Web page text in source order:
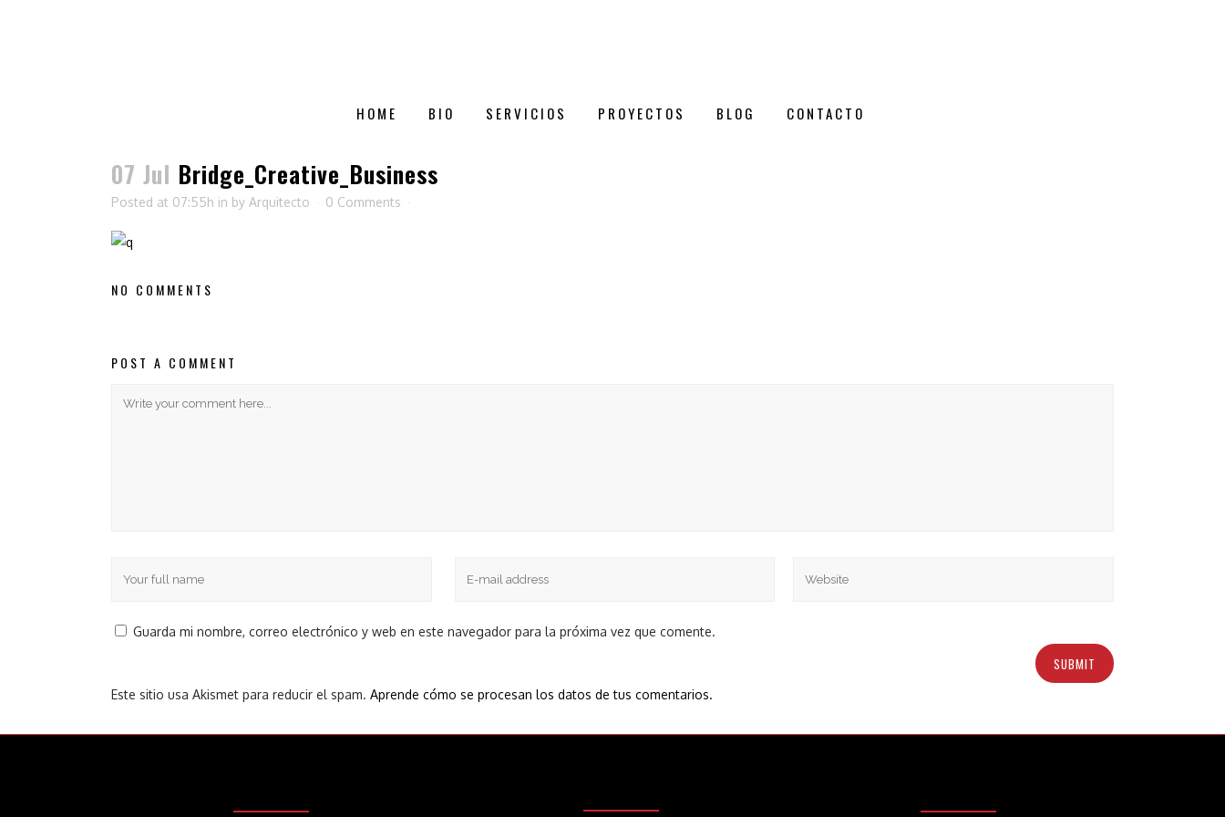
HOME BIO SERVICIOS PROYECTOS BLOG CONTACTO
07 Jul Bridge_Creative_Business
Posted at 07:55h in by Arquitecto 0 Comments
NO COMMENTS
POST A COMMENT
Guarda mi nombre, correo electrónico y web en este navegador para la próxima vez que comente.
Este sitio usa Akismet para reducir el spam. Aprende cómo se procesan los datos de tus comentarios.